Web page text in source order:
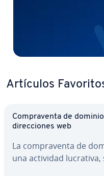
Artículos
Co­m­pra­ve­n­ta de
di­re­c­cio­nes web
La co­m­pra­ve­n­ta de
una actividad